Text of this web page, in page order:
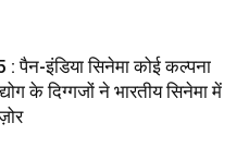
पैन-इंडिया सिनेमा कोई कल्पना
के दिग्गजों ने भारतीय सिनेमा में